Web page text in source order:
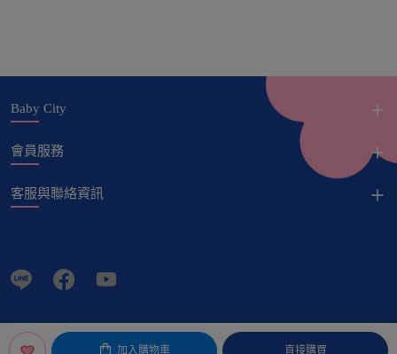
加入購物車 直接購買
Baby City
會員服務
客服與聯絡資訊
© Copyright 娃娃城股份有限公司 All Rights Reserved.